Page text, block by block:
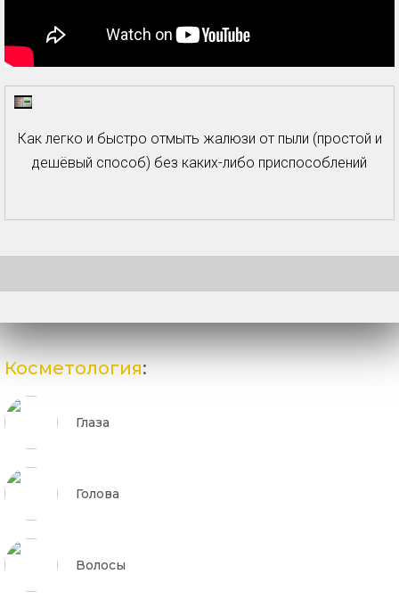
Как легко и быстро отмыть жалюзи от пыли (простой и
дешёвый способ) без каких-либо приспособлений
Косметология:
Глаза
Голова
Волосы